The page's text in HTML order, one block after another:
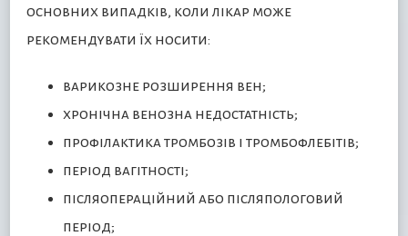
основних випадків, коли лікар може
рекомендувати їх носити:
варикозне розширення вен;
хронічна венозна недостатність;
профілактика тромбозів і тромбофлебітів;
період вагітності;
післяопераційний або післяпологовий
період;